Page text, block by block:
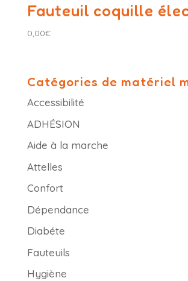
Fauteuil coquille
0,00€
Catégories de matériel
Accessibilité
ADHÉSION
Aide à la marche
Attelles
Confort
Dépendance
Diabéte
Fauteuils
Hygiène